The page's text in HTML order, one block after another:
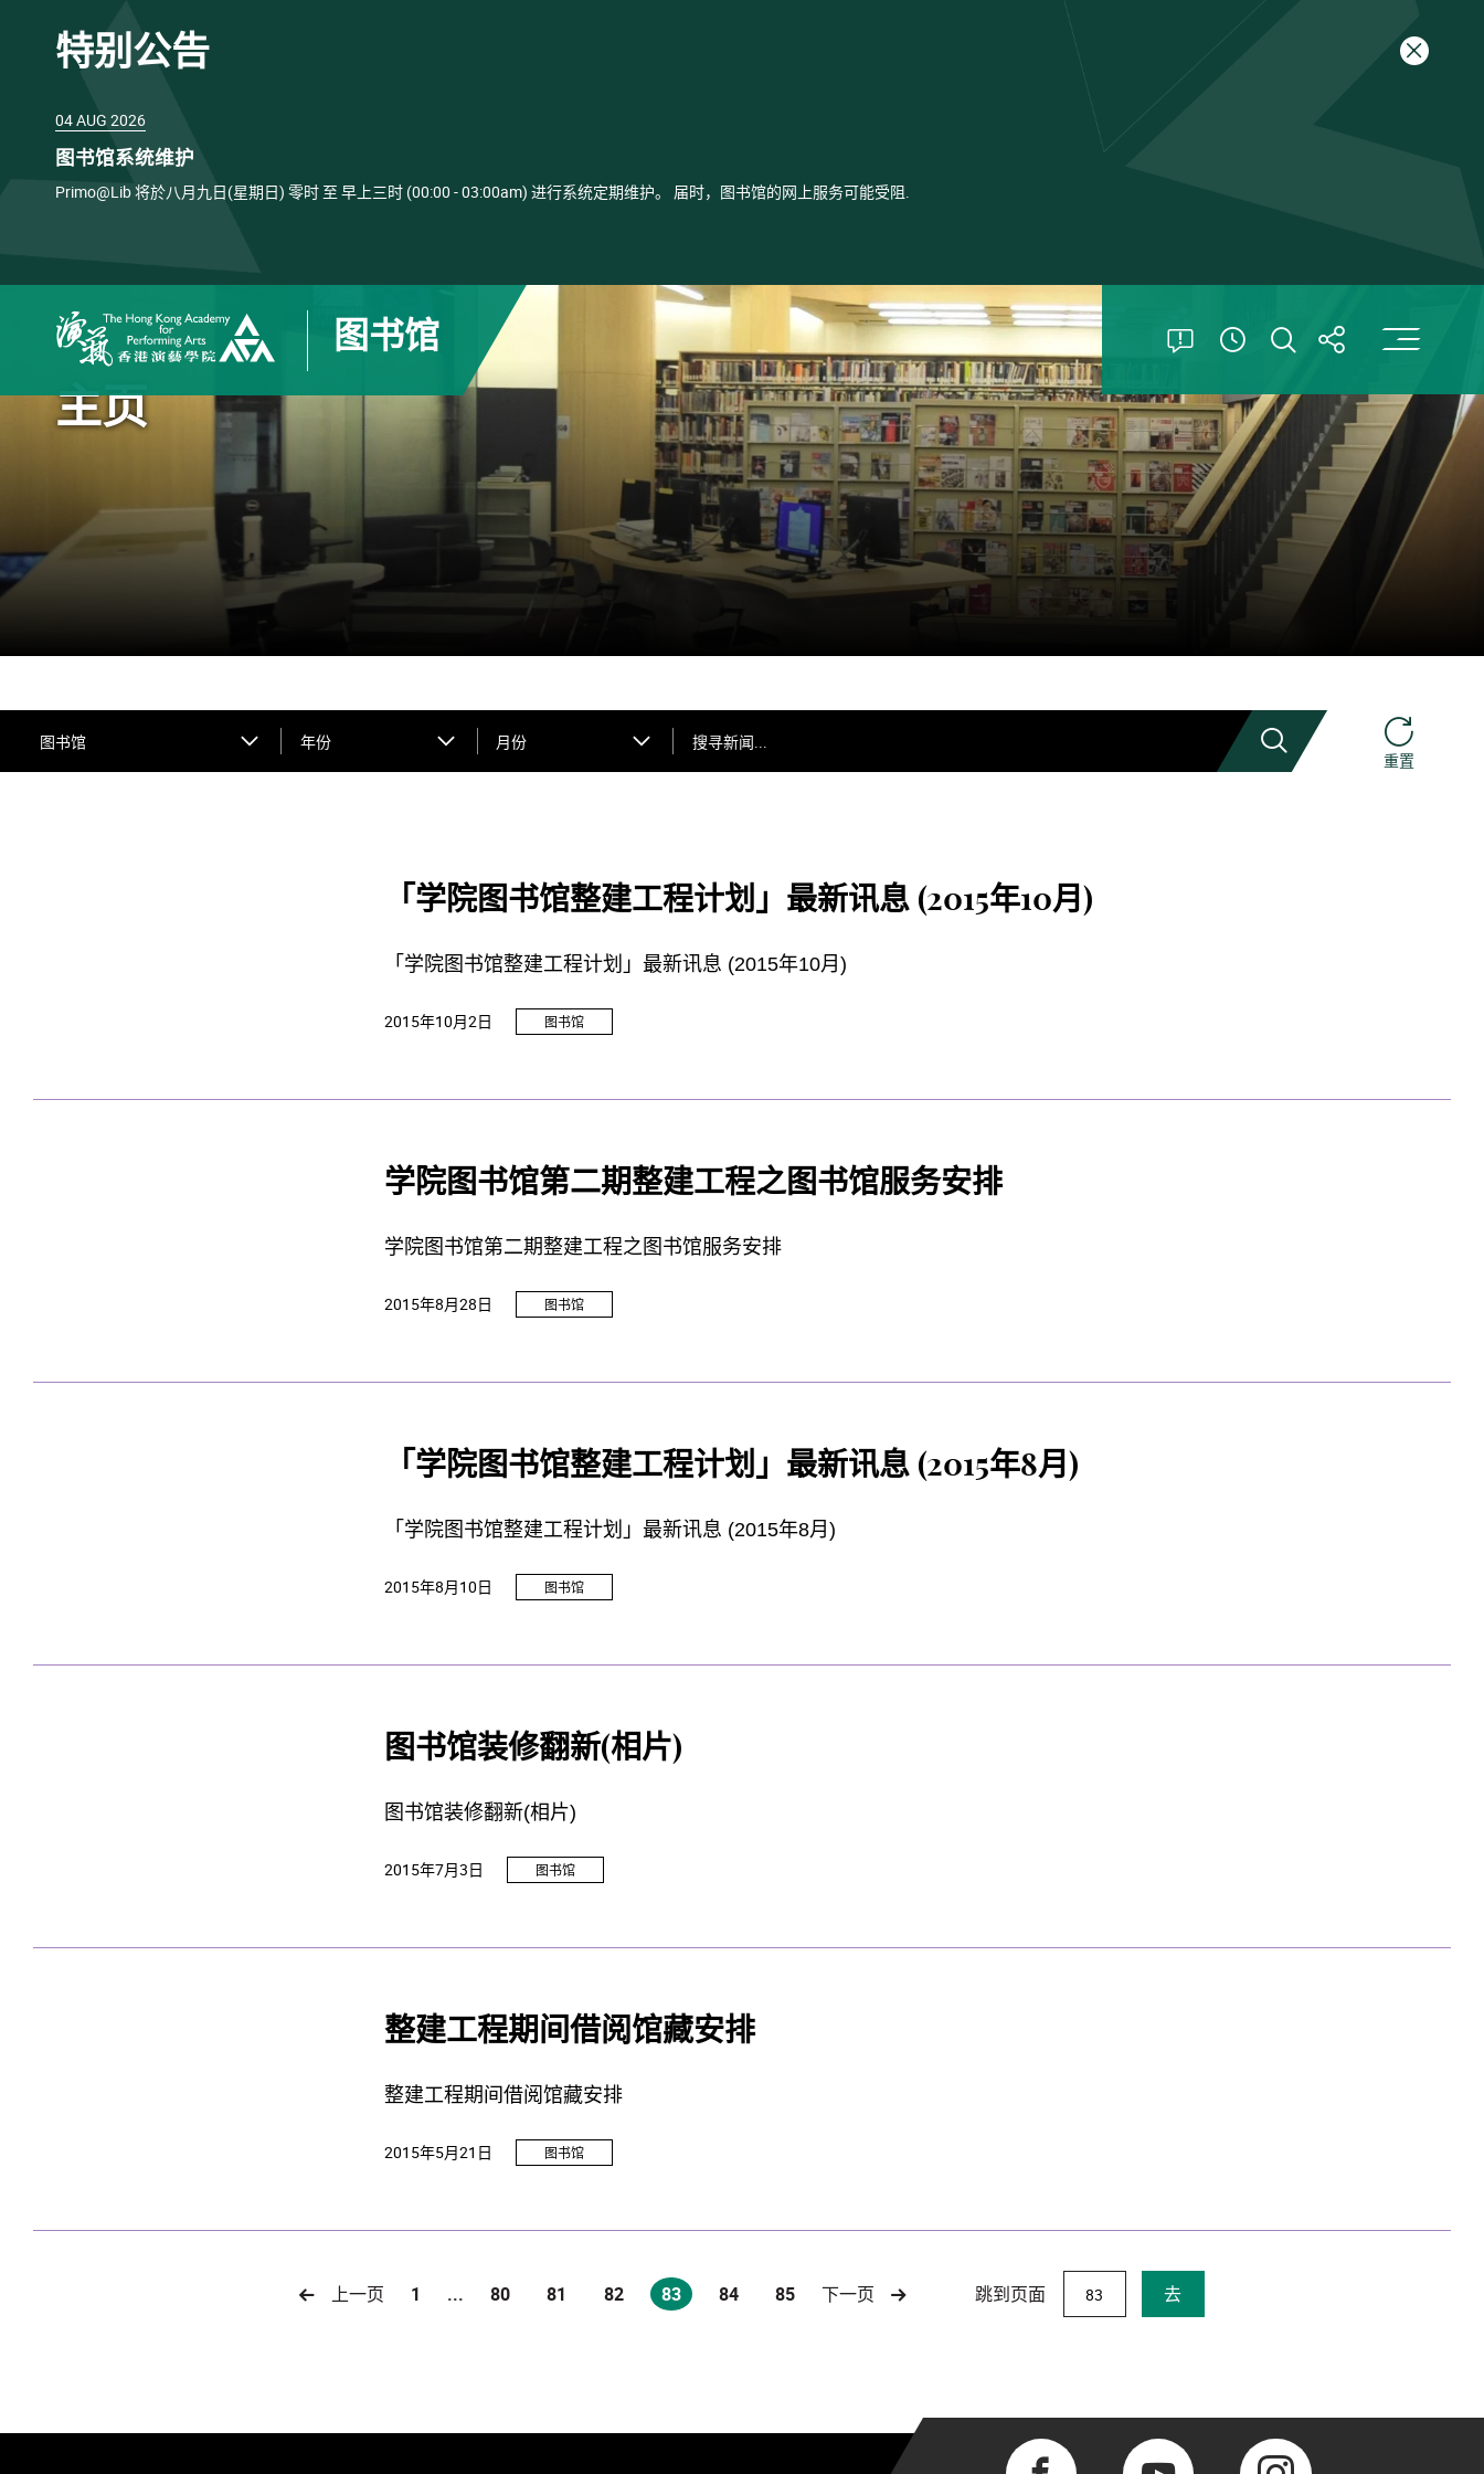
特别公告 关闭特别
04 AUG 2026
图书馆系统维护
Primo@Lib 将於八月九日(星期日) 零时 至 早上三时 (00:00 - 03:00am) 进行系统定期维护。 届时，图书馆的网上服务可能受阻.
图书馆 打开特别公告
查看開放時間信息
打开搜索打开分享打
主页
图书馆 年份 月份
搜寻新闻... 搜索
重置
「学院图书馆整建工程计划」最新讯息 (2015年10月)
「学院图书馆整建工程计划」最新讯息 (2015年10月)
图书馆
2015年10月2日
学院图书馆第二期整建工程之图书馆服务安排
学院图书馆第二期整建工程之图书馆服务安排
图书馆
2015年8月28日
「学院图书馆整建工程计划」最新讯息 (2015年8月)
「学院图书馆整建工程计划」最新讯息 (2015年8月)
图书馆
2015年8月10日
图书馆装修翻新(相片)
图书馆装修翻新(相片)
图书馆
2015年7月3日
整建工程期间借阅馆藏安排
整建工程期间借阅馆藏安排
图书馆
2015年5月21日
上一页 1 ... 80 81 82 83
(current)
84 85 下一页 跳到页面 去